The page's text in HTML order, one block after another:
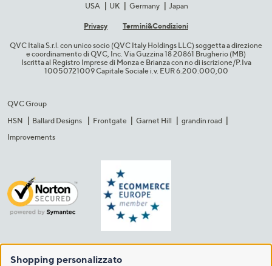
USA
UK Germany Japan
Privacy Termini&C​ondizioni
QVC Italia S.r.l. con unico socio (QVC Italy Holdings LLC) soggetta a direzione
e coordinamento di QVC, Inc. Via Guzzina 18 20861 Brugherio (MB)​
Iscritta al Registro Imprese di Monza e Brianza con no di iscrizione/P.Iva
10050721009 Capitale Sociale i.v. EUR 6.200.000,00​
QVC Group
HSN
Ballard Designs Frontgate Garnet Hill
grandin road
Improvements
Shopping personalizzato